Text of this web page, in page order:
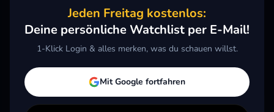
Mehr
Aktuell im Trend
Jeden Freitag kostenlos:
Deine persönliche Watchlist per E-Mail!
1-Klick Login & alles merken, was du schauen willst.
Mit Google fortfahren